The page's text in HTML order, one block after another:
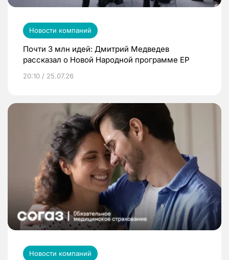
Новости компаний
Почти 3 млн идей: Дмитрий Медведев
рассказал о Новой Народной программе ЕР
20:10 / 25.07.26
Новости компаний